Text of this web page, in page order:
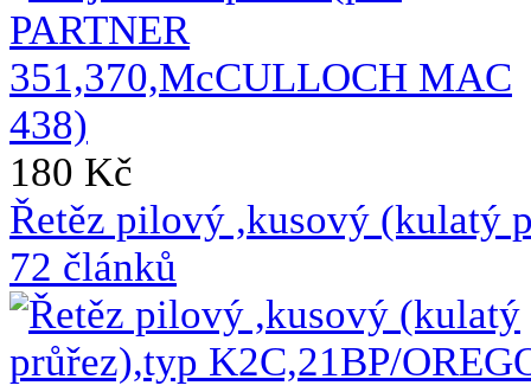
180 Kč
Řetěz pilový ,kusový (kulatý
72 článků